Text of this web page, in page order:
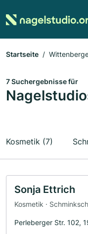
Startseite
7 Suchergebnisse für
Kosmetik (7)
Sonja Ettrich
Kosmetik ·
Perleberger Str. 102,